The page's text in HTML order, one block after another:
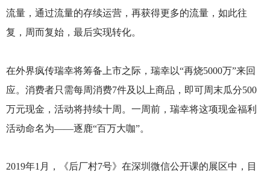
流量，通过流量的存续运营，再获得更多的流量，如此往
复，周而复始，最后实现转化。
在外界疯传瑞幸将筹备上市之际，瑞幸以“再烧5000万”来回
应。消费者只需每周消费7件及以上商品，即可周末瓜分500
万元现金，活动将持续十周。一周前，瑞幸将这项现金福利
活动命名为——逐鹿“百万大咖”。
2019年1月，《后厂村7号》在深圳微信公开课的展区中，目